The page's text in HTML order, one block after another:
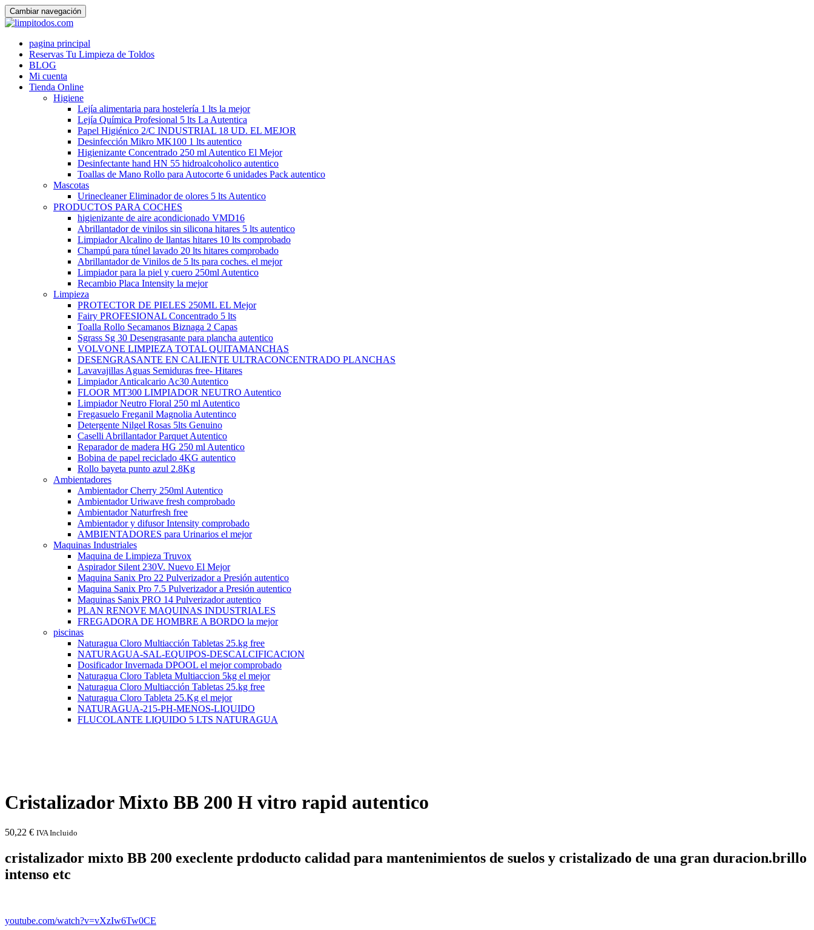
Cambiar navegación
contenido
pagina principal
Reservas Tu Limpieza de Toldos
BLOG
Mi cuenta
Tienda Online
Higiene
Lejía alimentaria para hostelería 1 lts la mejor
Lejía Química Profesional 5 lts La Autentica
Papel Higiénico 2/C INDUSTRIAL 18 UD. EL MEJOR
Desinfección Mikro MK100 1 lts autentico
Higienizante Concentrado 250 ml Autentico El Mejor
Desinfectante hand HN 55 hidroalcoholico autentico
Toallas de Mano Rollo para Autocorte 6 unidades Pack autentico
Mascotas
Urinecleaner Eliminador de olores 5 lts Autentico
PRODUCTOS PARA COCHES
higienizante de aire acondicionado VMD16
Abrillantador de vinilos sin silicona hitares 5 lts autentico
Limpiador Alcalino de llantas hitares 10 lts comprobado
Champú para túnel lavado 20 lts hitares comprobado
Abrillantador de Vinilos de 5 lts para coches. el mejor
Limpiador para la piel y cuero 250ml Autentico
Recambio Placa Intensity la mejor
Limpieza
PROTECTOR DE PIELES 250ML EL Mejor
Fairy PROFESIONAL Concentrado 5 lts
Toalla Rollo Secamanos Biznaga 2 Capas
Sgrass Sg 30 Desengrasante para plancha autentico
VOLVONE LIMPIEZA TOTAL QUITAMANCHAS
DESENGRASANTE EN CALIENTE ULTRACONCENTRADO PLANCHAS
Lavavajillas Aguas Semiduras free- Hitares
Limpiador Anticalcario Ac30 Autentico
FLOOR MT300 LIMPIADOR NEUTRO Autentico
Limpiador Neutro Floral 250 ml Autentico
Fregasuelo Freganil Magnolia Autentinco
Detergente Nilgel Rosas 5lts Genuino
Caselli Abrillantador Parquet Autentico
Reparador de madera HG 250 ml Autentico
Bobina de papel reciclado 4KG autentico
Rollo bayeta punto azul 2.8Kg
Ambientadores
Ambientador Cherry 250ml Autentico
Ambientador Uriwave fresh comprobado
Ambientador Naturfresh free
Ambientador y difusor Intensity comprobado
AMBIENTADORES para Urinarios el mejor
Maquinas Industriales
Maquina de Limpieza Truvox
Aspirador Silent 230V. Nuevo El Mejor
Maquina Sanix Pro 22 Pulverizador a Presión autentico
Maquina Sanix Pro 7.5 Pulverizador a Presión autentico
Maquinas Sanix PRO 14 Pulverizador autentico
PLAN RENOVE MAQUINAS INDUSTRIALES
FREGADORA DE HOMBRE A BORDO la mejor
piscinas
Naturagua Cloro Multiacción Tabletas 25.kg free
NATURAGUA-SAL-EQUIPOS-DESCALCIFICACION
Dosificador Invernada DPOOL el mejor comprobado
Naturagua Cloro Tableta Multiaccion 5kg el mejor
Naturagua Cloro Multiacción Tabletas 25.kg free
Naturagua Cloro Tableta 25.Kg el mejor
NATURAGUA-215-PH-MENOS-LIQUIDO
FLUCOLANTE LIQUIDO 5 LTS NATURAGUA
Cristalizador Mixto BB 200 H vitro rapid autentico
50,22 € IVA Incluido
cristalizador mixto BB 200 execlente prdoducto calidad para mantenimientos de suelos y cristalizado de una gran duracion.brillo
intenso etc
youtube.com/watch?v=vXzIw6Tw0CE